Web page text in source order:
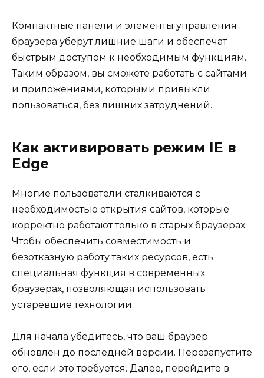
Компактные панели и элементы управления
браузера уберут лишние шаги и обеспечат
быстрым доступом к необходимым функциям.
Таким образом, вы сможете работать с сайтами
и приложениями, которыми привыкли
пользоваться, без лишних затруднений.
Как активировать режим IE в
Edge
Многие пользователи сталкиваются с
необходимостью открытия сайтов, которые
корректно работают только в старых браузерах.
Чтобы обеспечить совместимость и
безотказную работу таких ресурсов, есть
специальная функция в современных
браузерах, позволяющая использовать
устаревшие технологии.
Для начала убедитесь, что ваш браузер
обновлен до последней версии. Перезапустите
его, если это требуется. Далее, перейдите в